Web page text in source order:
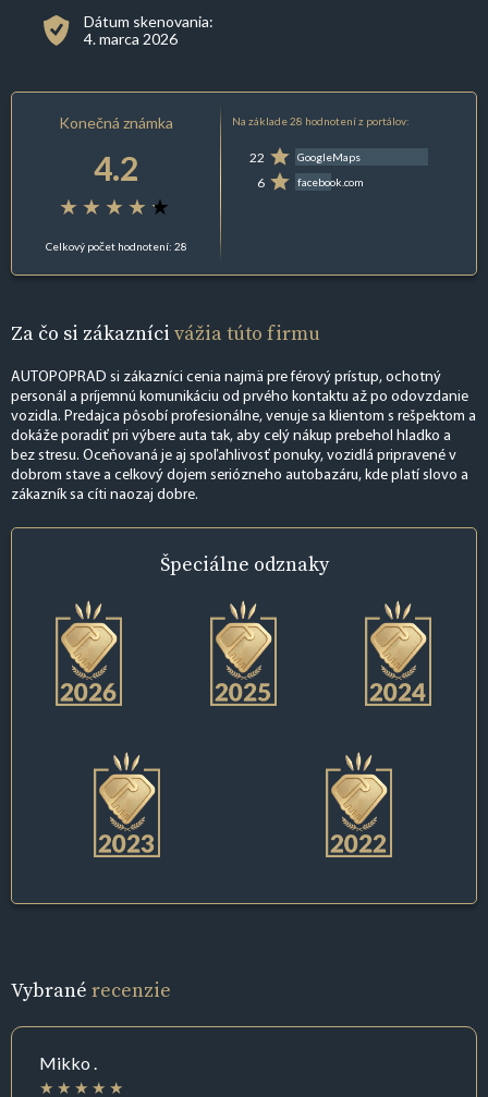
Dátum skenovania:
4. marca 2026
Konečná známka
4.2
Celkový počet hodnotení: 28
Na základe 28 hodnotení z portálov:
22 GoogleMaps
6 facebook.com
Za čo si zákazníci vážia túto firmu
AUTOPOPRAD si zákazníci cenia najmä pre férový prístup, ochotný
personál a príjemnú komunikáciu od prvého kontaktu až po odovzdanie
vozidla. Predajca pôsobí profesionálne, venuje sa klientom s rešpektom a
dokáže poradiť pri výbere auta tak, aby celý nákup prebehol hladko a
bez stresu. Oceňovaná je aj spoľahlivosť ponuky, vozidlá pripravené v
dobrom stave a celkový dojem seriózneho autobazáru, kde platí slovo a
zákazník sa cíti naozaj dobre.
Špeciálne odznaky
Vybrané recenzie
Mikko .